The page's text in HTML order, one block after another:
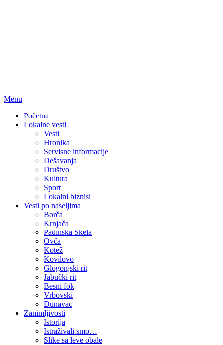
Menu
Početna
Lokalne vesti
Vesti
Hronika
Servisne informacije
Dešavanja
Društvo
Kultura
Sport
Lokalni biznisi
Vesti po naseljima
Borča
Krnjača
Padinska Skela
Ovča
Kotež
Kovilovo
Glogonjski rit
Jabučki rit
Besni fok
Vrbovski
Dunavac
Zanimljivosti
Istorija
Istraživali smo…
Slike sa leve obale